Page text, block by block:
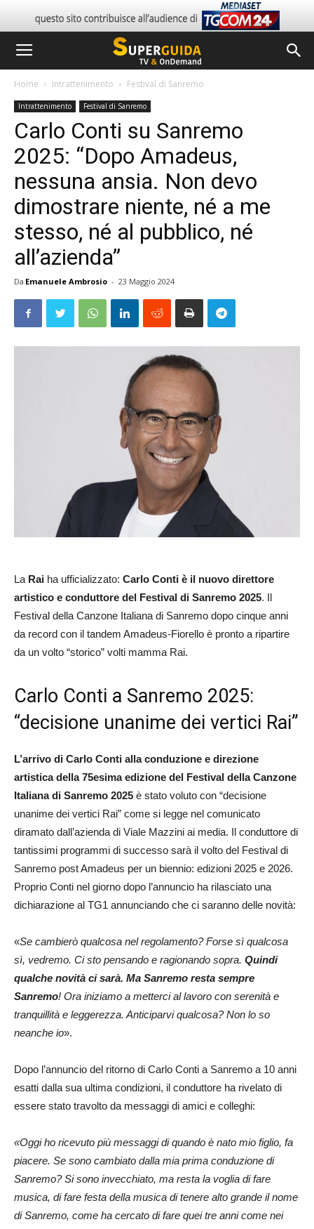
Home Intrattenimento Festival di Sanremo
Intrattenimento Festival di Sanremo
Carlo Conti su Sanremo
2025: “Dopo Amadeus,
nessuna ansia. Non devo
dimostrare niente, né a me
stesso, né al pubblico, né
all’azienda”
Da Emanuele Ambrosio - 23 Maggio 2024
La Rai ha ufficializzato: Carlo Conti è il nuovo direttore
artistico e conduttore del Festival di Sanremo 2025. Il
Festival della Canzone Italiana di Sanremo dopo cinque anni
da record con il tandem Amadeus-Fiorello è pronto a ripartire
da un volto “storico” volti mamma Rai.
Carlo Conti a Sanremo 2025:
“decisione unanime dei vertici Rai”
L’arrivo di Carlo Conti alla conduzione e direzione
artistica della 75esima edizione del Festival della Canzone
Italiana di Sanremo 2025 è stato voluto con “decisione
unanime dei vertici Rai” come si legge nel comunicato
diramato dall’azienda di Viale Mazzini ai media. Il conduttore di
tantissimi programmi di successo sarà il volto del Festival di
Sanremo post Amadeus per un biennio: edizioni 2025 e 2026.
Proprio Conti nel giorno dopo l’annuncio ha rilasciato una
dichiarazione al TG1 annunciando che ci saranno delle novità:
«Se cambierò qualcosa nel regolamento? Forse sì qualcosa
sì, vedremo. Ci sto pensando e ragionando sopra. Quindi
qualche novità ci sarà. Ma Sanremo resta sempre
Sanremo! Ora iniziamo a metterci al lavoro con serenità e
tranquillità e leggerezza. Anticiparvi qualcosa? Non lo so
neanche io».
Dopo l’annuncio del ritorno di Carlo Conti a Sanremo a 10 anni
esatti dalla sua ultima condizioni, il conduttore ha rivelato di
essere stato travolto da messaggi di amici e colleghi:
«Oggi ho ricevuto più messaggi di quando è nato mio figlio, fa
piacere. Se sono cambiato dalla mia prima conduzione di
Sanremo? Si sono invecchiato, ma resta la voglia di fare
musica, di fare festa della musica di tenere alto grande il nome
di Sanremo, come ha cercato di fare quei tre anni come nei